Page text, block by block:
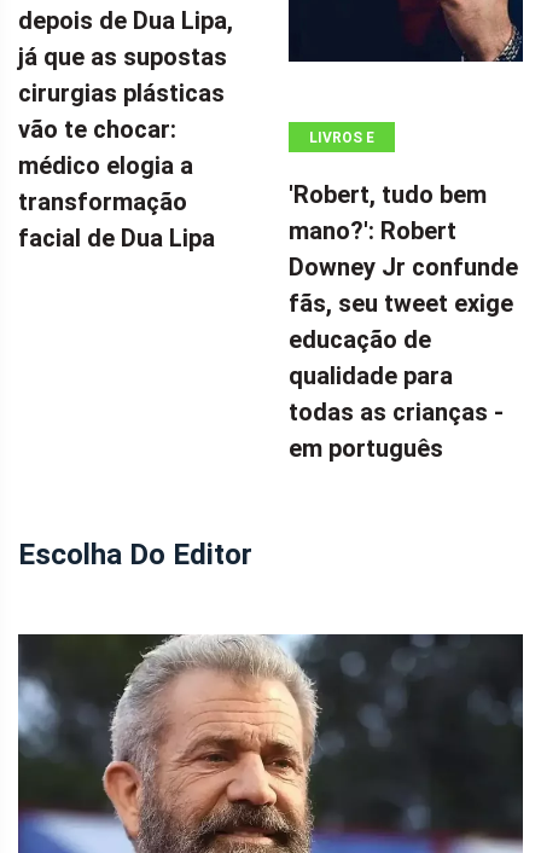
depois de Dua Lipa,
já que as supostas
cirurgias plásticas
vão te chocar:
médico elogia a
transformação
facial de Dua Lipa
LIVROS E
'Robert, tudo bem
mano?': Robert
Downey Jr confunde
fãs, seu tweet exige
educação de
qualidade para
todas as crianças -
em português
Escolha Do Editor